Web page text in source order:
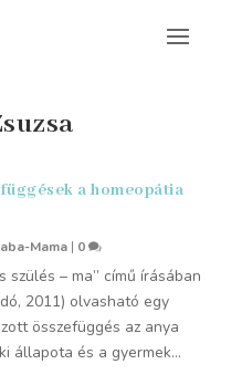
a homeopátia
Mama | 0
szülés – ma” című írásában
2011) olvasható egy
összefüggés az anya
állapota és a gyermek...